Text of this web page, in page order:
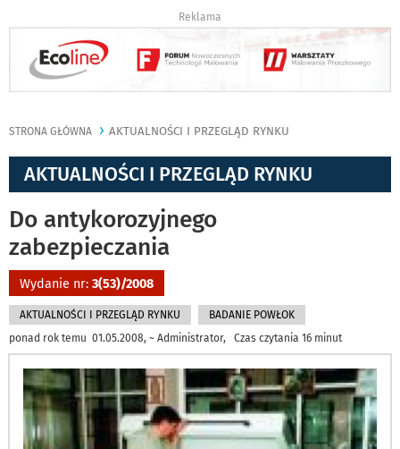
Reklama
STRONA GŁÓWNA AKTUALNOŚCI I PRZEGLĄD RYNKU
AKTUALNOŚCI I PRZEGLĄD RYNKU
Do antykorozyjnego
zabezpieczania
Wydanie nr: 3(53)/2008
AKTUALNOŚCI I PRZEGLĄD RYNKU
BADANIE POWŁOK
ponad rok temu 01.05.2008, ~ Administrator, Czas czytania 16 minut